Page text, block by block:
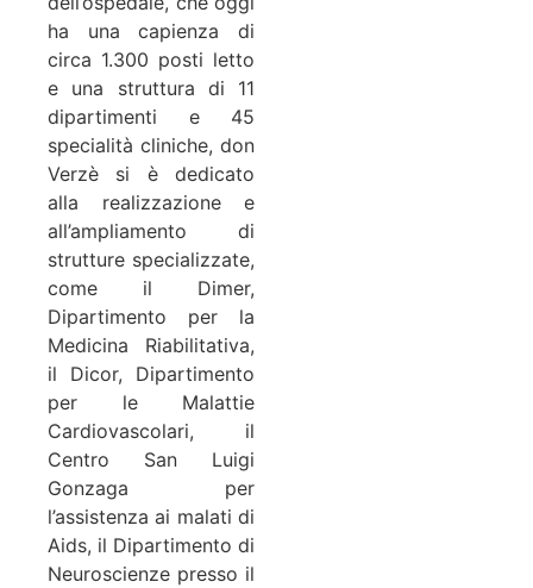
ha una capienza di
circa 1.300 posti letto
e una struttura di 11
dipartimenti e 45
specialità cliniche, don
Verzè si è dedicato
alla realizzazione e
all’ampliamento di
strutture specializzate,
come il Dimer,
Dipartimento per la
Medicina Riabilitativa,
il Dicor, Dipartimento
per le Malattie
Cardiovascolari, il
Centro San Luigi
Gonzaga per
l’assistenza ai malati di
Aids, il Dipartimento di
Neuroscienze presso il